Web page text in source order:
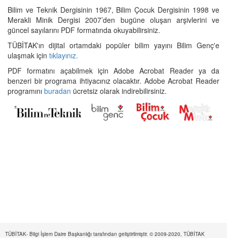
Bilim ve Teknik Dergisinin 1967, Bilim Çocuk Dergisinin 1998 ve
Merakli Minik Dergisi 2007’den bugüne oluşan arşivlerini ve
güncel sayılarını PDF formatında okuyabilirsiniz.
TÜBİTAK'ın dijital ortamdaki popüler bilim yayını Bilim Genç'e
ulaşmak için tıklayınız.
PDF formatını açabilmek için Adobe Acrobat Reader ya da
benzeri bir programa ihtiyacınız olacaktır. Adobe Acrobat Reader
programını buradan ücretsiz olarak indirebilirsiniz.
TÜBİTAK- Bilgi İşlem Daire Başkanlığı tarafından geliştirilmiştir. © 2009-2020, TÜBİTAK